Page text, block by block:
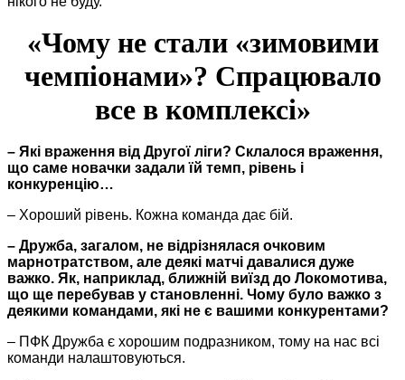
«Чому не стали «зимовими
чемпіонами»? Спрацювало
все в комплексі»
– Які враження від Другої ліги? Склалося враження,
що саме новачки задали їй темп, рівень і
конкуренцію…
– Хороший рівень. Кожна команда дає бій.
– Дружба, загалом, не відрізнялася очковим
марнотратством, але деякі матчі давалися дуже
важко. Як, наприклад, ближній виїзд до Локомотива,
що ще перебував у становленні. Чому було важко з
деякими командами, які не є вашими конкурентами?
– ПФК Дружба є хорошим подразником, тому на нас всі
команди налаштовуються.